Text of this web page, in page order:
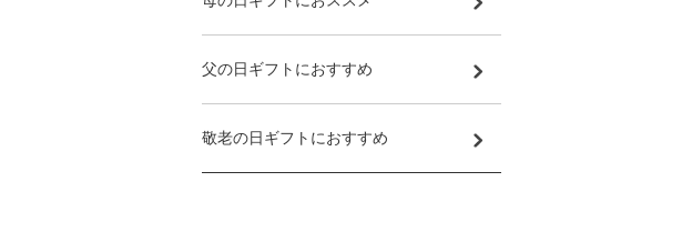
父の日ギフトにおすすめ
敬老の日ギフトにおすすめ